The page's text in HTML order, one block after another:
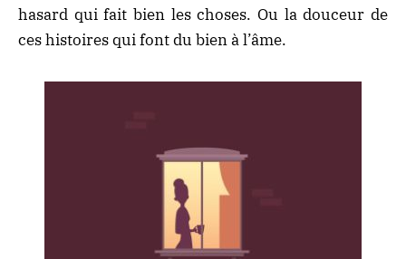
hasard qui fait bien les choses. Ou la douceur de
ces histoires qui font du bien à l’âme.